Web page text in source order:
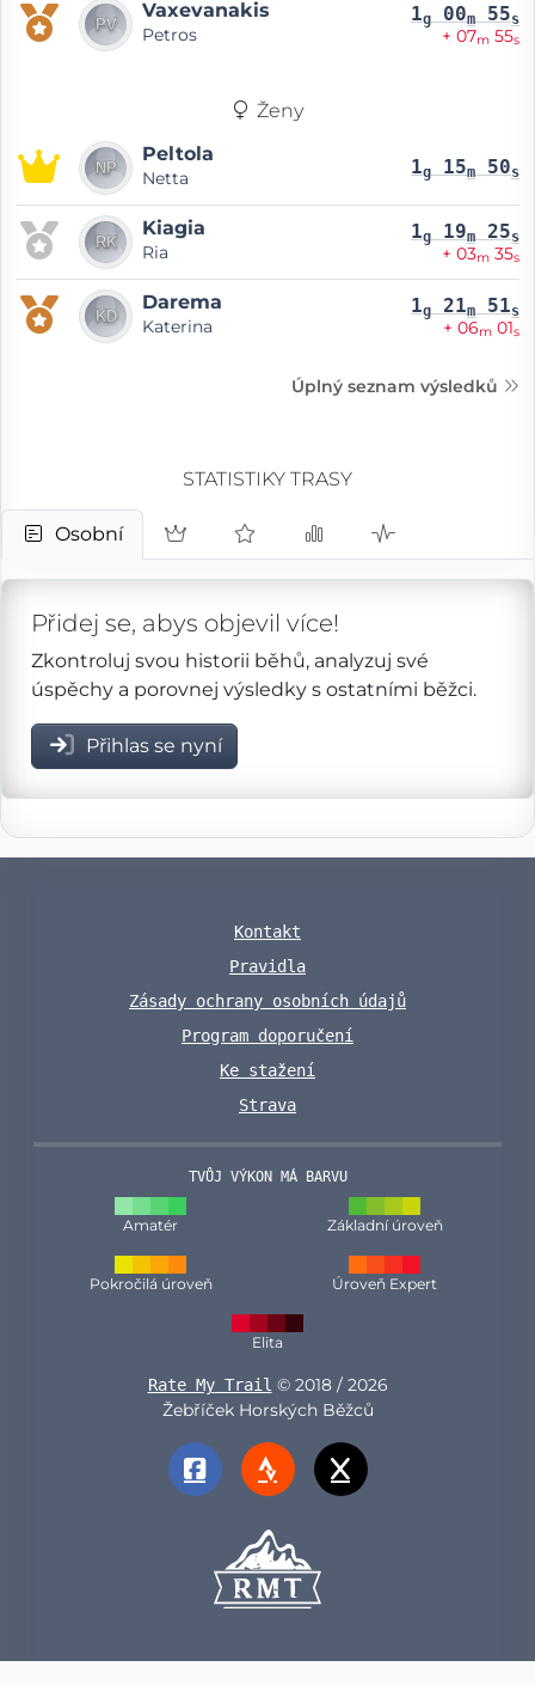
Vaxevanakis
Petros
1g 00m 55s
+ 07m 55s
Ženy
Peltola
Netta 1g 15m 50s
Kiagia
Ria
1g 19m 25s
+ 03m 35s
Darema
Katerina
1g 21m 51s
+ 06m 01s
Úplný seznam výsledků
STATISTIKY TRASY
Osobní
Přidej se, abys objevil více!
Zkontroluj svou historii běhů, analyzuj své
úspěchy a porovnej výsledky s ostatními běžci.
Přihlas se nyní
Kontakt
Pravidla
Zásady ochrany osobních údajů
Program doporučení
Ke stažení
Strava
TVŮJ VÝKON MÁ BARVU
Amatér Základní úroveň
Pokročilá úroveň Úroveň Expert
Elita
Rate My Trail © 2018 / 2026
Žebříček Horských Běžců